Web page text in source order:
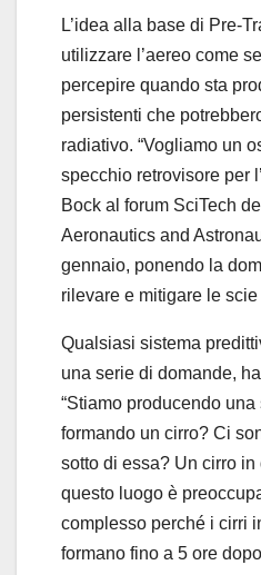
L’idea alla base di Pre-
utilizzare l’aereo come
percepire quando sta
persistenti che
radiativo. “Vogliamo un
specchio retrovisore per
Bock al forum SciTech
Aeronautics and
gennaio, ponendo la
rilevare e mitigare le scie
Qualsiasi sistema
una serie di domande,
“Stiamo producendo
formando un cirro? Ci
sotto di essa? Un cirro
questo luogo è
complesso perché i cirri
formano fino a 5 ore